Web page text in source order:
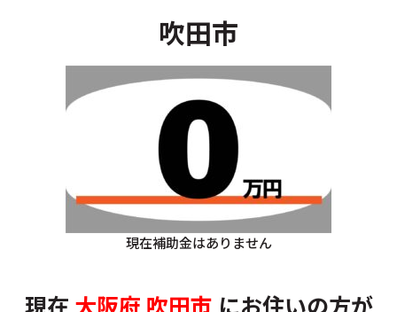
吹田市
現在補助金はありません
現在 大阪府 吹田市 にお住いの方が